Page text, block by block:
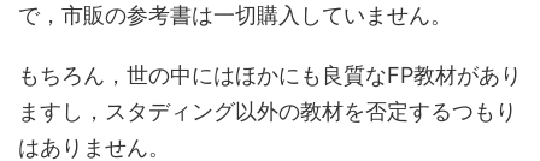
で，市販の参考書は一切購入していません。
もちろん，世の中にはほかにも良質なFP教材があり
ますし，スタディング以外の教材を否定するつもり
はありません。